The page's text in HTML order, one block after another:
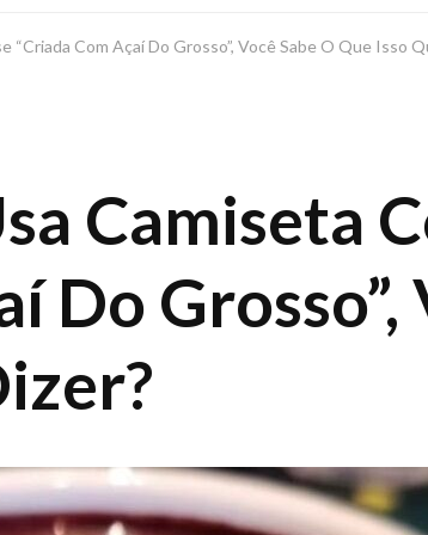
“Criada Com Açaí Do Grosso”, Você Sabe O Que Isso
Camiseta
Do Grosso”,